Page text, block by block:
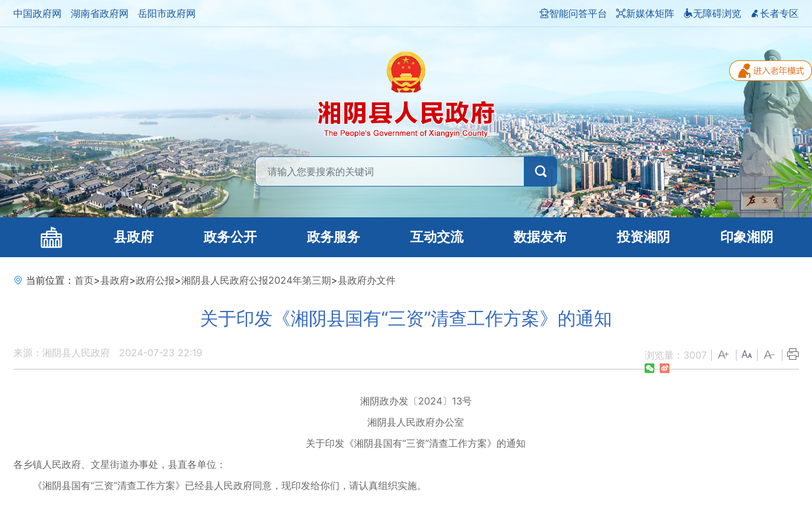
中国政府网 湖南省政府网 岳阳市政府网 智能问答平台 新媒体矩阵 无障碍浏览 长者专区
县政府 政务公开 政务服务 互动交流 数据发布 投资湘阴 印象湘阴
当前位置： 首页>县政府>政府公报>湘阴县人民政府公报2024年第三期>县政府办文件
关于印发《湘阴县国有“三资”清查工作方案》的通知
来源：湘阴县人民政府 2024-07-23 22:19 浏览量： 3007
湘阴政办发〔2024〕13号
湘阴县人民政府办公室
关于印发《湘阴县国有“三资”清查工作方案》的通知
各乡镇人民政府、文星街道办事处，县直各单位：
《湘阴县国有“三资”清查工作方案》已经县人民政府同意，现印发给你们，请认真组织实施。